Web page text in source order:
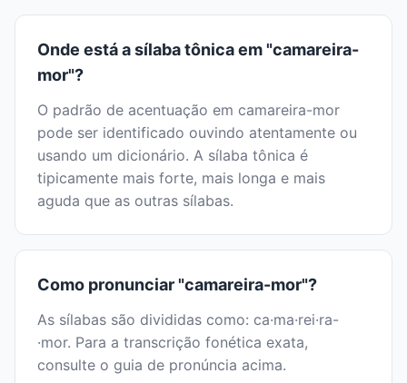
Onde está a sílaba tônica em "camareira-
mor"?
O padrão de acentuação em camareira-mor
pode ser identificado ouvindo atentamente ou
usando um dicionário. A sílaba tônica é
tipicamente mais forte, mais longa e mais
aguda que as outras sílabas.
Como pronunciar "camareira-mor"?
As sílabas são divididas como: ca·ma·rei·ra-
·mor. Para a transcrição fonética exata,
consulte o guia de pronúncia acima.